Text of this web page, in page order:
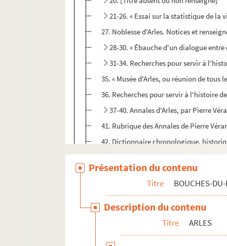
21-26. « Essai sur la statistique de la
27. Noblesse d'Arles. Notices et
28-30. « Ébauche d'un dialogue
31-34. Recherches pour servir à
35. « Musée d'Arles, ou réunion de
36. Recherches pour servir à l'histoire
37-40. Annales d'Arles, par Pierre
41. Rubrique des Annales de Pierre
42. Dictionnaire chronologique,
43. [Titre absent ou non renseigné]
44. Explication de 248 inscriptions de
45. « OEuvres diverses et curieuses par
46. Précis sur l'histoire de Provence,
47. « Tableau des noms des syndics
48. « Annales de la ville d'Arles depuis
Présentation du contenu
Titre BOUCHES-
Description du contenu
Titre ARLES